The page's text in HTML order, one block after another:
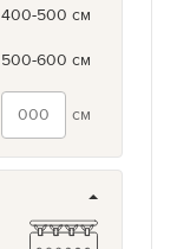
400-500 см
500-600 см
см